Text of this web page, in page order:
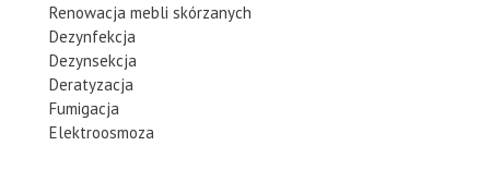
Renowacja mebli skórzanych
Dezynfekcja
Dezynsekcja
Deratyzacja
Fumigacja
Elektroosmoza